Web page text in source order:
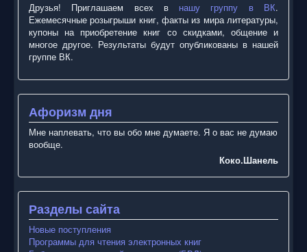
Друзья! Приглашаем всех в нашу группу в ВК.
Ежемесячные розыгрыши книг, факты из мира литературы,
купоны на приобретение книг со скидками, общение и
многое другое. Результаты будут опубликованы в нашей
группе ВК.
Афоризм дня
Мне наплевать, что вы обо мне думаете. Я о вас не думаю
вообще.
Коко.Шанель
Разделы сайта
Новые поступления
Программы для чтения электронных книг